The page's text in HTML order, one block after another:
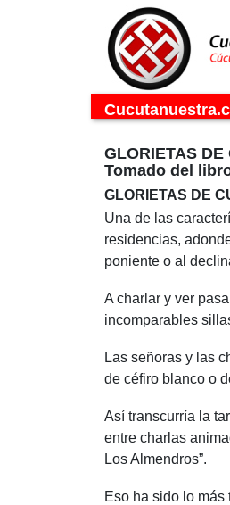
GLORIETAS
Tomado del
GLORIETAS DE
Una de las
residencias,
poniente o al
A charlar y ver
incomparables
Las señoras y las
de céfiro blanco o
Así transcurría la
entre charlas
Los Almendros”.
Eso ha sido lo